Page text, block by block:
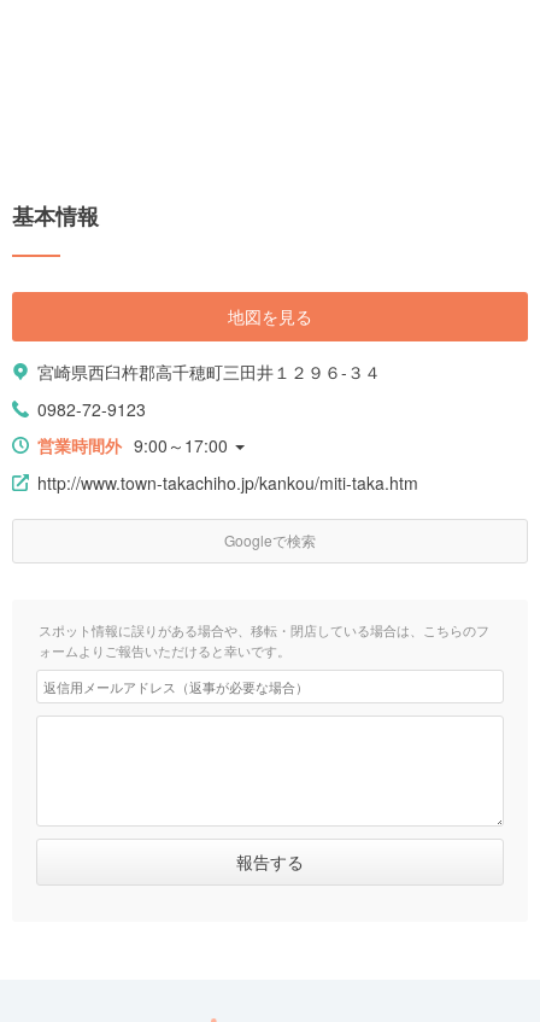
基本情報
地図を見る
宮崎県西臼杵郡高千穂町三田井１２９６-３４
0982-72-9123
営業時間外 9:00～17:00
http://www.town-takachiho.jp/kankou/miti-taka.htm
Googleで検索
スポット情報に誤りがある場合や、移転・閉店している場合は、こちらのフ
ォームよりご報告いただけると幸いです。